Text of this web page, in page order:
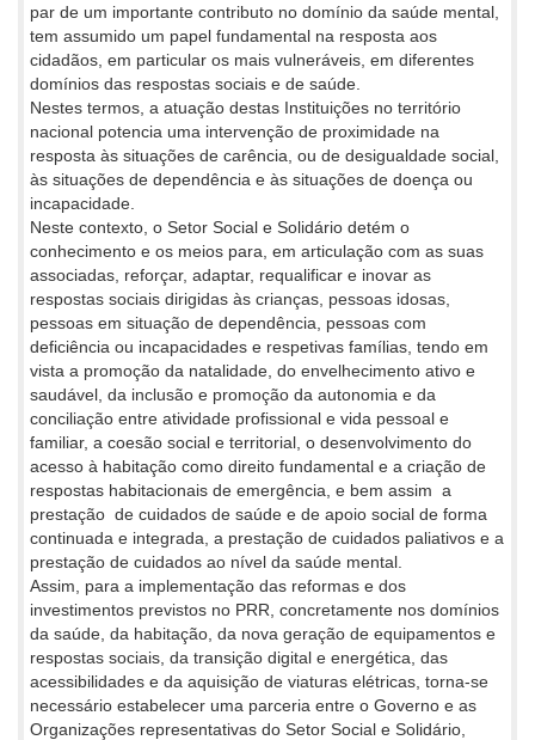
par de um importante contributo no domínio da saúde mental,
tem assumido um papel fundamental na resposta aos
cidadãos, em particular os mais vulneráveis, em diferentes
domínios das respostas sociais e de saúde.
Nestes termos, a atuação destas Instituições no território
nacional potencia uma intervenção de proximidade na
resposta às situações de carência, ou de desigualdade social,
às situações de dependência e às situações de doença ou
incapacidade.
Neste contexto, o Setor Social e Solidário detém o
conhecimento e os meios para, em articulação com as suas
associadas, reforçar, adaptar, requalificar e inovar as
respostas sociais dirigidas às crianças, pessoas idosas,
pessoas em situação de dependência, pessoas com
deficiência ou incapacidades e respetivas famílias, tendo em
vista a promoção da natalidade, do envelhecimento ativo e
saudável, da inclusão e promoção da autonomia e da
conciliação entre atividade profissional e vida pessoal e
familiar, a coesão social e territorial, o desenvolvimento do
acesso à habitação como direito fundamental e a criação de
respostas habitacionais de emergência, e bem assim a
prestação de cuidados de saúde e de apoio social de forma
continuada e integrada, a prestação de cuidados paliativos e a
prestação de cuidados ao nível da saúde mental.
Assim, para a implementação das reformas e dos
investimentos previstos no PRR, concretamente nos domínios
da saúde, da habitação, da nova geração de equipamentos e
respostas sociais, da transição digital e energética, das
acessibilidades e da aquisição de viaturas elétricas, torna-se
necessário estabelecer uma parceria entre o Governo e as
Organizações representativas do Setor Social e Solidário,